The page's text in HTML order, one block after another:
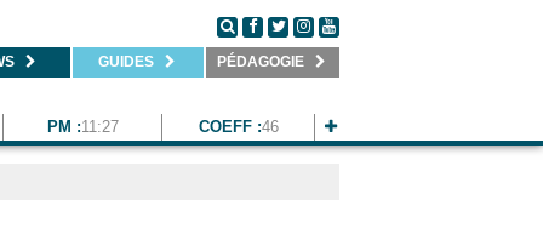
GUIDES PÉDAGOGIE
PM :11:27 COEFF :46